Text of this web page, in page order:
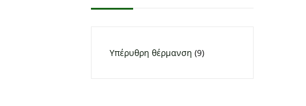
Υπέρυθρη θέρμανση (9)